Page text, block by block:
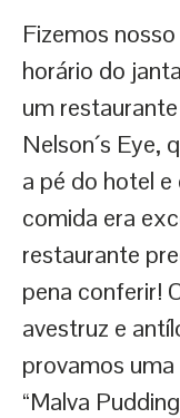
Fizemos
horário do
um
Nelson´s Eye,
a pé do hotel
comida era
restaurante
pena conferir!
avestruz e
provamos
“Malva